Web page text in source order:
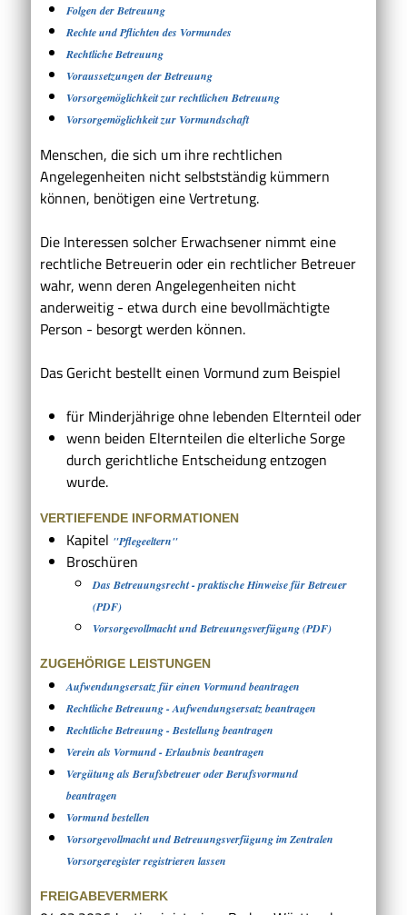
Folgen der Betreuung
Rechte und Pflichten des Vormundes
Rechtliche Betreuung
Voraussetzungen der Betreuung
Vorsorgemöglichkeit zur rechtlichen Betreuung
Vorsorgemöglichkeit zur Vormundschaft
Menschen, die sich um ihre rechtlichen
Angelegenheiten nicht selbstständig kümmern
können, benötigen eine Vertretung.
Die Interessen solcher Erwachsener nimmt eine
rechtliche Betreuerin oder ein rechtlicher Betreuer
wahr, wenn deren Angelegenheiten nicht
anderweitig - etwa durch eine bevollmächtigte
Person - besorgt werden können.
Das Gericht bestellt einen Vormund zum Beispiel
für Minderjährige ohne lebenden Elternteil oder
wenn beiden Elternteilen die elterliche Sorge
durch gerichtliche Entscheidung entzogen
wurde.
VERTIEFENDE INFORMATIONEN
Kapitel "Pflegeeltern"
Broschüren
Das Betreuungsrecht - praktische Hinweise für Betreuer
(PDF)
Vorsorgevollmacht und Betreuungsverfügung (PDF)
ZUGEHÖRIGE LEISTUNGEN
Aufwendungsersatz für einen Vormund beantragen
Rechtliche Betreuung - Aufwendungsersatz beantragen
Rechtliche Betreuung - Bestellung beantragen
Verein als Vormund - Erlaubnis beantragen
Vergütung als Berufsbetreuer oder Berufsvormund
beantragen
Vormund bestellen
Vorsorgevollmacht und Betreuungsverfügung im Zentralen
Vorsorgeregister registrieren lassen
FREIGABEVERMERK